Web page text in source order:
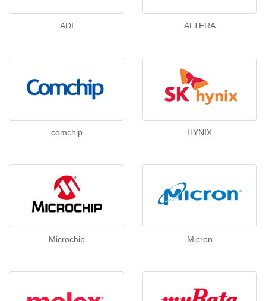
ADI ALTERA
comchip HYNIX
Microchip Micron